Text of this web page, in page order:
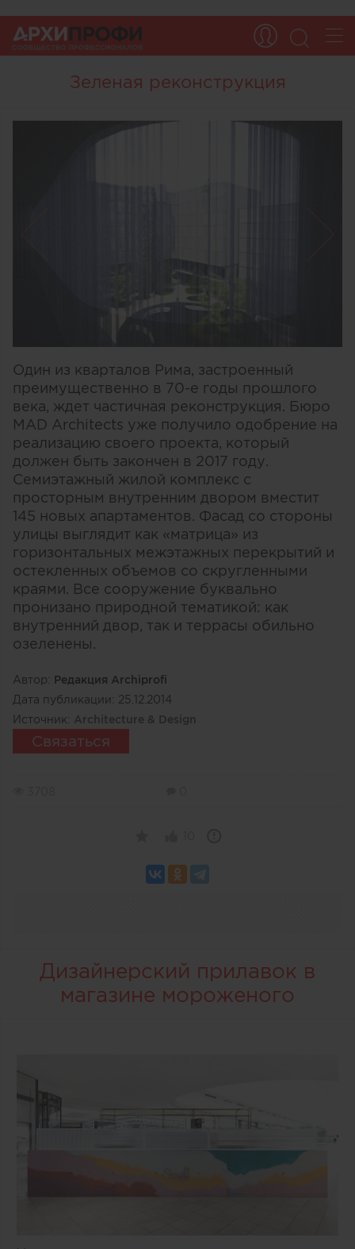
Зеленая реконструкция
Один из кварталов Рима, застроенный
преимущественно в 70-е годы прошлого
века, ждет частичная реконструкция. Бюро
MAD Architects уже получило одобрение на
реализацию своего проекта, который
должен быть закончен в 2017 году.
Семиэтажный жилой комплекс с
просторным внутренним двором вместит
145 новых апартаментов. Фасад со стороны
улицы выглядит как «матрица» из
горизонтальных межэтажных перекрытий и
остекленных объемов со скругленными
краями. Все сооружение буквально
пронизано природной тематикой: как
внутренний двор, так и террасы обильно
озеленены.
Автор: Редакция Archiprofi
Дата публикации: 25.12.2014
Источник: Architecture & Design
Связаться
Дизайнерский прилавок в
магазине мороженого